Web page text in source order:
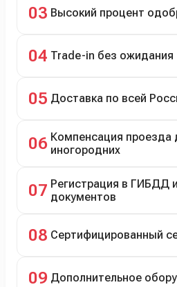
рассрочка 0% на 2 года при
03 Высокий процент
04 Trade-in без ожидания
05 Доставка по всей
06 Компенсация проезда
иногородних
07 Регистрация в ГИБДД
документов
08 Сертифицированный
технический ремонт.
09 Дополнительное